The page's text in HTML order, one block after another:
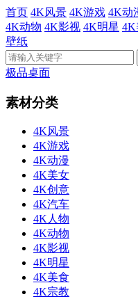
首页 4K风景 4K游戏 4K动
4K动物 4K影视 4K明星 4K
壁纸
极品桌面
素材分类
4K风景
4K游戏
4K动漫
4K美女
4K创意
4K汽车
4K人物
4K动物
4K影视
4K明星
4K美食
4K宗教